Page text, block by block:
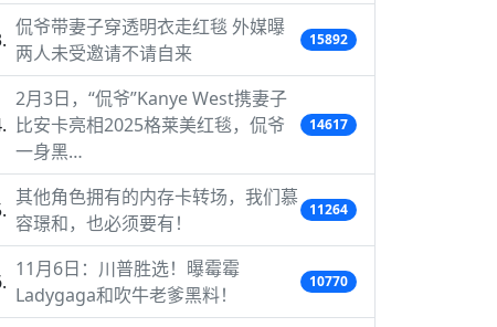
侃爷带妻子穿透明衣走红毯 外媒曝
两人未受邀请不请自来
15892
2月3日，“侃爷”Kanye West携妻子
比安卡亮相2025格莱美红毯，侃爷
一身黑…
14617
其他角色拥有的内存卡转场，我们慕
容璟和，也必须要有！
11264
11月6日：川普胜选！曝霉霉
Ladygaga和吹牛老爹黑料！
10770